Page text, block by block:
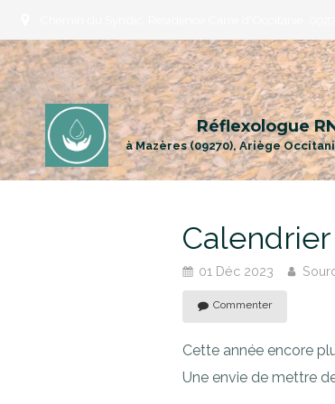
Réflexologue
à Mazères (09270), Ariège
01 Déc 2023
Commenter
Cette année encore
Une envie de mettre